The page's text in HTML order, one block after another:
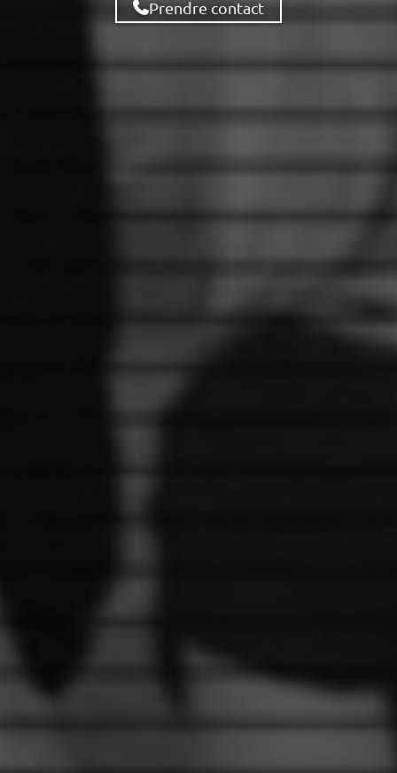
Prendre contact